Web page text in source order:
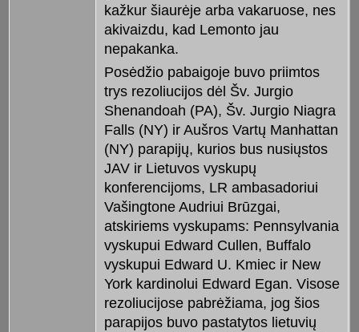
kažkur šiaurėje arba vakaruose, nes
akivaizdu, kad Lemonto jau
nepakanka.
Posėdžio pabaigoje buvo priimtos
trys rezoliucijos dėl Šv. Jurgio
Shenandoah (PA), Šv. Jurgio Niagra
Falls (NY) ir Aušros Vartų Manhattan
(NY) parapijų, kurios bus nusiųstos
JAV ir Lietuvos vyskupų
konferencijoms, LR ambasadoriui
Vašingtone Audriui Brūzgai,
atskiriems vyskupams: Pennsylvania
vyskupui Edward Cullen, Buffalo
vyskupui Edward U. Kmiec ir New
York kardinolui Edward Egan. Visose
rezoliucijose pabrėžiama, jog šios
parapijos buvo pastatytos lietuvių